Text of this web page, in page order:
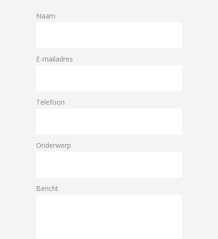
Naam
E-mailadres
Telefoon
Onderwerp
Bericht